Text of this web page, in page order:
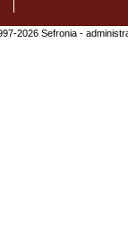
2026 Sefronia -